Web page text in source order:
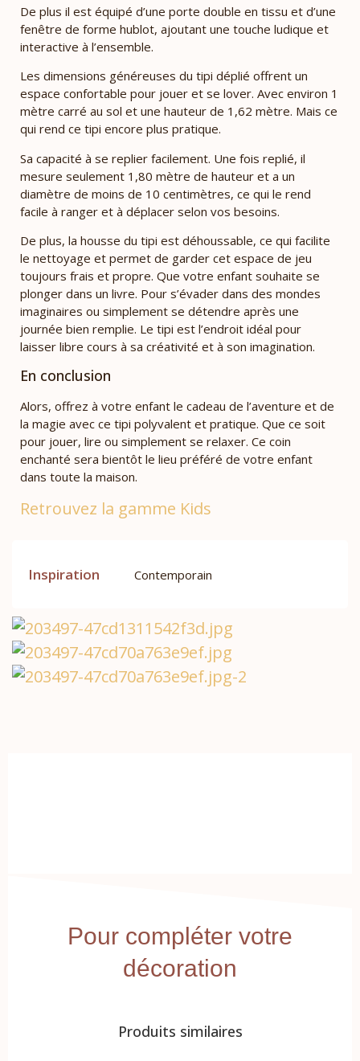
De plus il est équipé d’une porte double en tissu et d’une
fenêtre de forme hublot, ajoutant une touche ludique et
interactive à l’ensemble.
Les dimensions généreuses du tipi déplié offrent un
espace confortable pour jouer et se lover. Avec environ 1
mètre carré au sol et une hauteur de 1,62 mètre. Mais ce
qui rend ce tipi encore plus pratique.
Sa capacité à se replier facilement. Une fois replié, il
mesure seulement 1,80 mètre de hauteur et a un
diamètre de moins de 10 centimètres, ce qui le rend
facile à ranger et à déplacer selon vos besoins.
De plus, la housse du tipi est déhoussable, ce qui facilite
le nettoyage et permet de garder cet espace de jeu
toujours frais et propre. Que votre enfant souhaite se
plonger dans un livre. Pour s’évader dans des mondes
imaginaires ou simplement se détendre après une
journée bien remplie. Le tipi est l’endroit idéal pour
laisser libre cours à sa créativité et à son imagination.
En conclusion
Alors, offrez à votre enfant le cadeau de l’aventure et de
la magie avec ce tipi polyvalent et pratique. Que ce soit
pour jouer, lire ou simplement se relaxer. Ce coin
enchanté sera bientôt le lieu préféré de votre enfant
dans toute la maison.
Retrouvez la gamme Kids
Inspiration Contemporain
Pour compléter votre
décoration
Produits similaires